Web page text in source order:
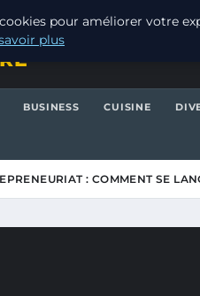
BUSINESS CUISINE
: COMMENT SE
pour améliorer votre
plus